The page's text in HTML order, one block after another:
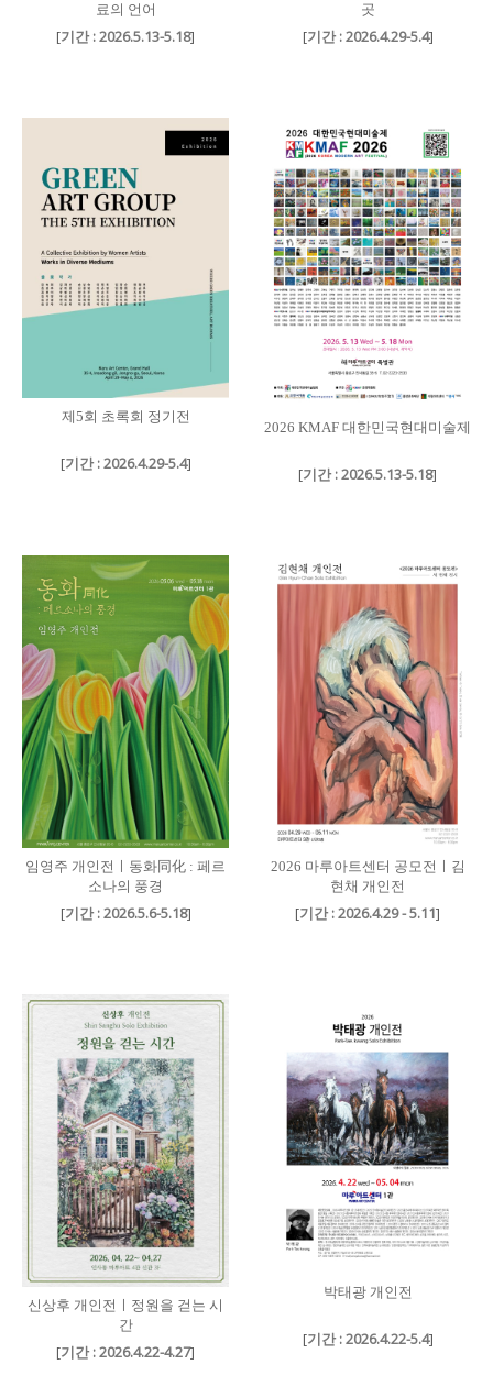
료의 언어
[기간 : 2026.5.13-5.18]
곳
[기간 : 2026.4.29-5.4]
제5회 초록회 정기전
[기간 : 2026.4.29-5.4]
2026 KMAF 대한민국현대미술제
[기간 : 2026.5.13-5.18]
임영주 개인전ㅣ동화同化 : 페르
소나의 풍경
[기간 : 2026.5.6-5.18]
2026 마루아트센터 공모전ㅣ김
현채 개인전
[기간 : 2026.4.29 - 5.11]
신상후 개인전ㅣ정원을 걷는 시
간
[기간 : 2026.4.22-4.27]
박태광 개인전
[기간 : 2026.4.22-5.4]